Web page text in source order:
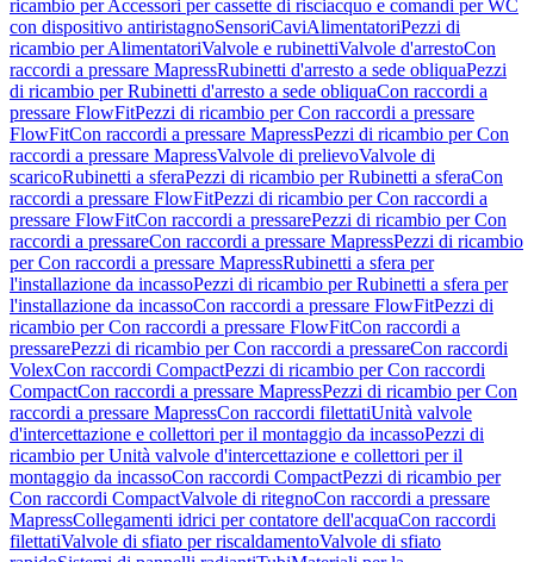
ricambio per Accessori per cassette di risciacquo e comandi per WC
con dispositivo antiristagnoSensoriCaviAlimentatoriPezzi di
ricambio per AlimentatoriValvole e rubinettiValvole d'arrestoCon
raccordi a pressare MapressRubinetti d'arresto a sede obliquaPezzi
di ricambio per Rubinetti d'arresto a sede obliquaCon raccordi a
pressare FlowFitPezzi di ricambio per Con raccordi a pressare
FlowFitCon raccordi a pressare MapressPezzi di ricambio per Con
raccordi a pressare MapressValvole di prelievoValvole di
scaricoRubinetti a sferaPezzi di ricambio per Rubinetti a sferaCon
raccordi a pressare FlowFitPezzi di ricambio per Con raccordi a
pressare FlowFitCon raccordi a pressarePezzi di ricambio per Con
raccordi a pressareCon raccordi a pressare MapressPezzi di ricambio
per Con raccordi a pressare MapressRubinetti a sfera per
l'installazione da incassoPezzi di ricambio per Rubinetti a sfera per
l'installazione da incassoCon raccordi a pressare FlowFitPezzi di
ricambio per Con raccordi a pressare FlowFitCon raccordi a
pressarePezzi di ricambio per Con raccordi a pressareCon raccordi
VolexCon raccordi CompactPezzi di ricambio per Con raccordi
CompactCon raccordi a pressare MapressPezzi di ricambio per Con
raccordi a pressare MapressCon raccordi filettatiUnità valvole
d'intercettazione e collettori per il montaggio da incassoPezzi di
ricambio per Unità valvole d'intercettazione e collettori per il
montaggio da incassoCon raccordi CompactPezzi di ricambio per
Con raccordi CompactValvole di ritegnoCon raccordi a pressare
MapressCollegamenti idrici per contatore dell'acquaCon raccordi
filettatiValvole di sfiato per riscaldamentoValvole di sfiato